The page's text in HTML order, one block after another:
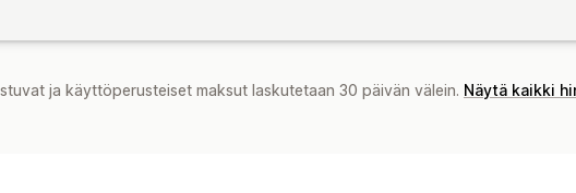
ja käyttöperusteiset maksut laskutetaan 30 päivän välein. Näytä kaikki